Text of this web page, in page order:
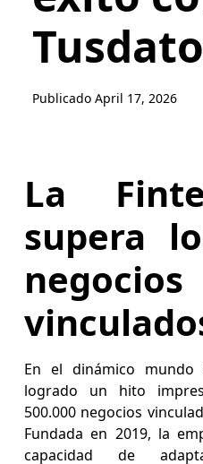
Publicado April 17, 2026
La
supera
negocios
En el dinámico
logrado un hito
500.000 negocios
Fundada en 2019, la
capacidad de